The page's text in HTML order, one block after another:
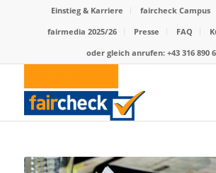
Einstieg & Karriere faircheck Campus
fairmedia 2025/26
Presse FAQ
oder gleich anrufen: +43 316 890